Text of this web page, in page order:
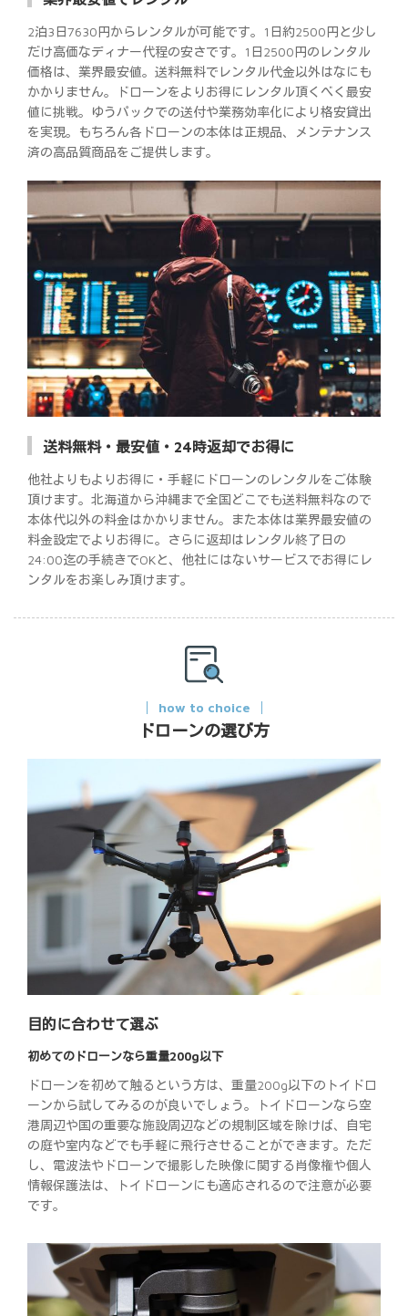
2泊3日7630円からレンタルが可能です。1日約2500円と少し
だけ高価なディナー代程の安さです。1日2500円のレンタル
価格は、業界最安値。送料無料でレンタル代金以外はなにも
かかりません。ドローンをよりお得にレンタル頂くべく最安
値に挑戦。ゆうパックでの送付や業務効率化により格安貸出
を実現。もちろん各ドローンの本体は正規品、メンテナンス
済の高品質商品をご提供します。
送料無料・最安値・24時返却でお得に
他社よりもよりお得に・手軽にドローンのレンタルをご体験
頂けます。北海道から沖縄まで全国どこでも送料無料なので
本体代以外の料金はかかりません。また本体は業界最安値の
料金設定でよりお得に。さらに返却はレンタル終了日の
24:00迄の手続きでOKと、他社にはないサービスでお得にレ
ンタルをお楽しみ頂けます。
how to choice
ドローンの選び方
目的に合わせて選ぶ
初めてのドローンなら重量200g以下
ドローンを初めて触るという方は、重量200g以下のトイドロ
ーンから試してみるのが良いでしょう。トイドローンなら空
港周辺や国の重要な施設周辺などの規制区域を除けば、自宅
の庭や室内などでも手軽に飛行させることができます。ただ
し、電波法やドローンで撮影した映像に関する肖像権や個人
情報保護法は、トイドローンにも適応されるので注意が必要
です。